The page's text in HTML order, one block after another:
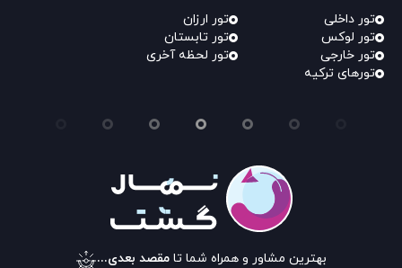
تور داخلی
تور ارزان
تور لوکس
تور تابستان
تور خارجی
تور لحظه آخری
تورهای ترکیه
بهترین مشاور و همراه شما تا مقصد بعدی...